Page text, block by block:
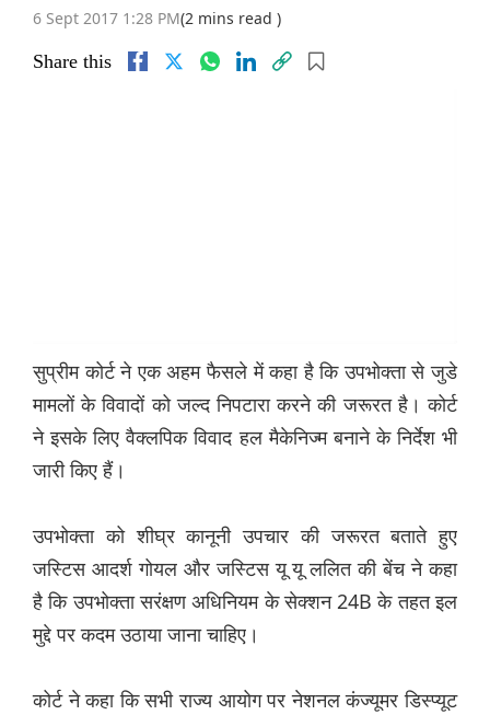
6 Sept 2017 1:28 PM(2 mins read )
Share this
सुप्रीम कोर्ट ने एक अहम फैसले में कहा है कि उपभोक्ता से जुडे
मामलों के विवादों को जल्द निपटारा करने की जरूरत है। कोर्ट
ने इसके लिए वैक्लपिक विवाद हल मैकेनिज्म बनाने के निर्देश भी
जारी किए हैं।
उपभोक्ता को शीघ्र कानूनी उपचार की जरूरत बताते हुए
जस्टिस आदर्श गोयल और जस्टिस यू यू ललित की बेंच ने कहा
है कि उपभोक्ता सरंक्षण अधिनियम के सेक्शन 24B के तहत इल
मुद्दे पर कदम उठाया जाना चाहिए।
कोर्ट ने कहा कि सभी राज्य आयोग पर नेशनल कंज्यूमर डिस्प्यूट